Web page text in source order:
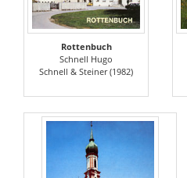
Rottenbuch
Schnell Hugo
Schnell & Steiner (1982)